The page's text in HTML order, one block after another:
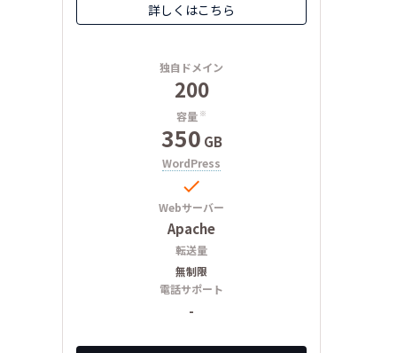
詳しくはこちら
独自ドメイン
200
容量 ※
350 GB
WordPress

Webサーバー
Apache
転送量
無制限
電話サポート
-